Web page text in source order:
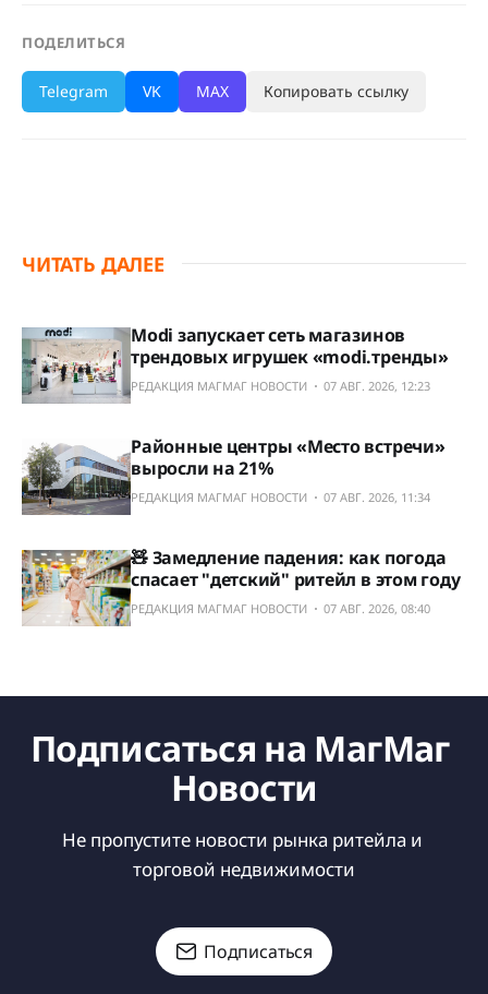
ПОДЕЛИТЬСЯ
Telegram VK MAX Копировать ссылку
ЧИТАТЬ ДАЛЕЕ
Modi запускает сеть магазинов
трендовых игрушек «modi.тренды»
РЕДАКЦИЯ МАГМАГ НОВОСТИ 07 АВГ. 2026, 12:23
Районные центры «Место встречи»
выросли на 21%
РЕДАКЦИЯ МАГМАГ НОВОСТИ 07 АВГ. 2026, 11:34
🧸 Замедление падения: как погода
спасает "детский" ритейл в этом году
РЕДАКЦИЯ МАГМАГ НОВОСТИ 07 АВГ. 2026, 08:40
Подписаться на МагМаг
Новости
Не пропустите новости рынка ритейла и
торговой недвижимости
Подписаться